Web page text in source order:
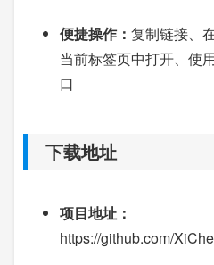
便捷操作： 复制链接、
当前标签页中打开、使
口
下载地址
项目地址：
https://github.com/